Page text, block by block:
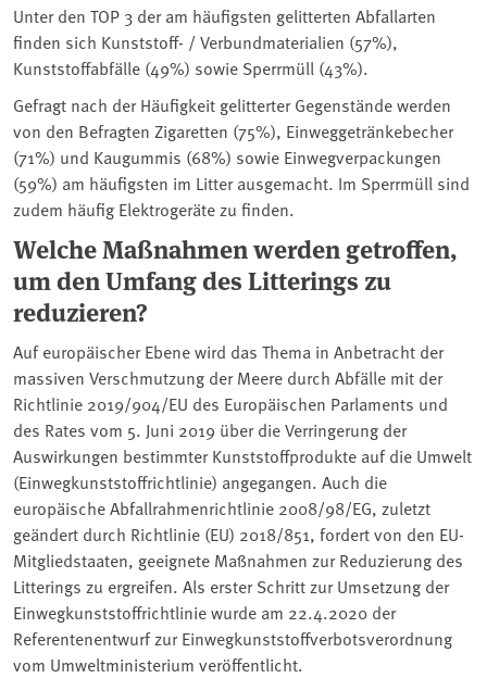
Unter den TOP 3 der am häufigsten gelitterten Abfallarten
finden sich Kunststoff- / Verbundmaterialien (57%),
Kunststoffabfälle (49%) sowie Sperrmüll (43%).
Gefragt nach der Häufigkeit gelitterter Gegenstände werden
von den Befragten Zigaretten (75%), Einweggetränkebecher
(71%) und Kaugummis (68%) sowie Einwegverpackungen
(59%) am häufigsten im Litter ausgemacht. Im Sperrmüll sind
zudem häufig Elektrogeräte zu finden.
Welche Maßnahmen werden getroffen,
um den Umfang des Litterings zu
reduzieren?
Auf europäischer Ebene wird das Thema in Anbetracht der
massiven Verschmutzung der Meere durch Abfälle mit der
Richtlinie 2019/904/EU des Europäischen Parlaments und
des Rates vom 5. Juni 2019 über die Verringerung der
Auswirkungen bestimmter Kunststoffprodukte auf die Umwelt
(Einwegkunststoffrichtlinie) angegangen. Auch die
europäische Abfallrahmenrichtlinie 2008/98/EG, zuletzt
geändert durch Richtlinie (EU) 2018/851, fordert von den EU-
Mitgliedstaaten, geeignete Maßnahmen zur Reduzierung des
Litterings zu ergreifen. Als erster Schritt zur Umsetzung der
Einwegkunststoffrichtlinie wurde am 22.4.2020 der
Referentenentwurf zur Einwegkunststoffverbotsverordnung
vom Umweltministerium veröffentlicht.